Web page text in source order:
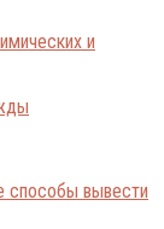
и
способы вывести